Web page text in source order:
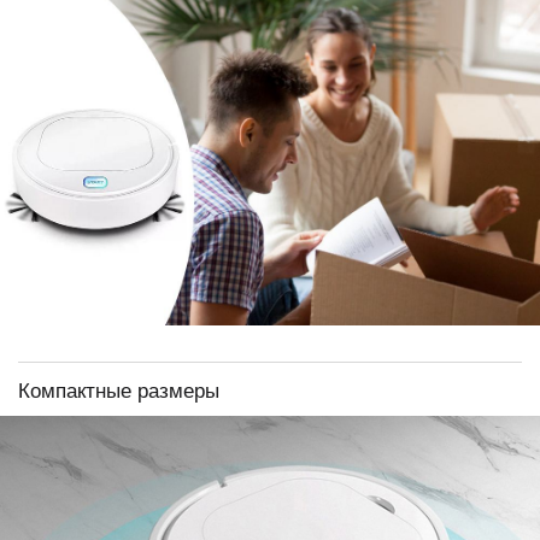
Компактные размеры